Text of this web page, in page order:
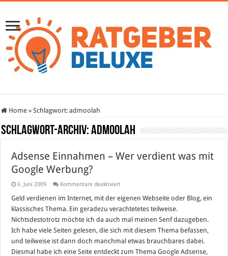
Home » Schlagwort:admoolah
Schlagwort-Archiv:admoolah
Adsense Einnahmen – Wer verdient was mit
Google Werbung?
6. Juni 2009 Kommentare deaktiviertfür
Einnahmen
–
Wer
verdient
was
mit
Google
Werbung?
Geld verdienen im Internet, mit der eigenen Webseite oder Blog, ein
klassisches Thema. Ein geradezu verachtetetes teilweise.
Nichtsdestotrotz möchte ich da auch mal meinen Senf dazugeben.
Ich habe viele Seiten gelesen, die sich mit diesem Thema befassen,
und teilweise ist dann doch manchmal etwas brauchbares dabei.
Diesmal habe ich eine Seite entdeckt zum Thema Google Adsense,